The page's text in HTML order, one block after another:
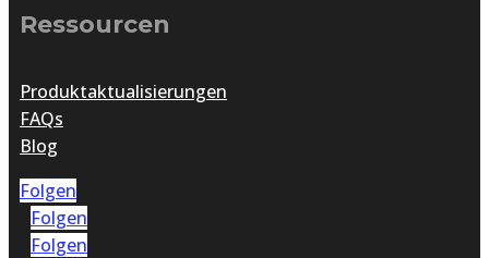
Ressourcen
Produktaktualisierungen
FAQs
Blog
Folgen
Folgen
Folgen